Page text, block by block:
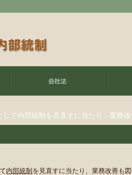
して内部統制を見直すに当たり、業務
内部統制 を見直すに当たり、業務改善も